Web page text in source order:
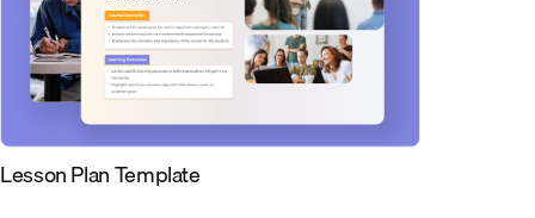
Lesson Plan Template